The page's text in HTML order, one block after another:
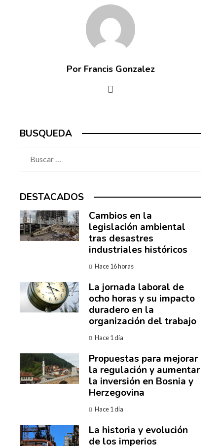
Por Francis Gonzalez
BUSQUEDA
DESTACADOS
Cambios en la
legislación ambiental
tras desastres
industriales históricos
Hace 16 horas
La jornada laboral de
ocho horas y su impacto
duradero en la
organización del trabajo
Hace 1 día
Propuestas para mejorar
la regulación y aumentar
la inversión en Bosnia y
Herzegovina
Hace 1 día
La historia y evolución
de los imperios